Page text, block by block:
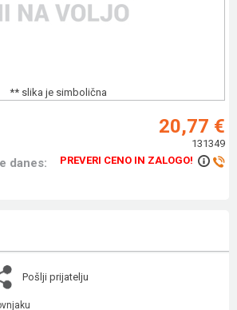
** slika je simbolična
20,77 €
131349
danes: PREVERI CENO IN ZALOGO!
Pošlji prijatelju